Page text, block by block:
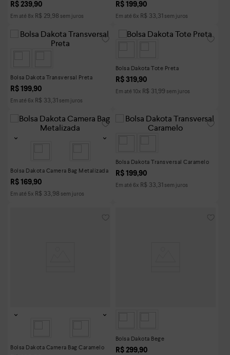
R$ 239,90
Em até 8x R$ 29,98 sem juros
R$ 199,90
Em até 6x R$ 33,31 sem juros
Bolsa Dakota Transversal Preta
R$ 199,90
Em até 6x R$ 33,31 sem juros
Bolsa Dakota Tote Preta
R$ 319,90
Em até 10x R$ 31,99 sem juros
Bolsa Dakota Camera Bag Metalizada
R$ 169,90
Em até 5x R$ 33,98 sem juros
Bolsa Dakota Transversal Caramelo
R$ 199,90
Em até 6x R$ 33,31 sem juros
Bolsa Dakota Camera Bag Caramelo
Bolsa Dakota Bege
R$ 299,90